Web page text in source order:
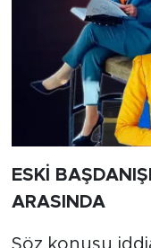
ESKİ
ARASINDA